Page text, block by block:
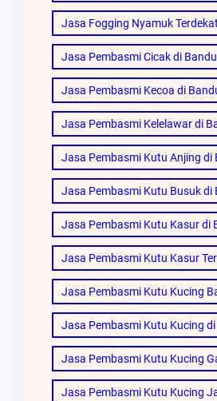
Jasa Fogging Nyamuk Terdekat
Jasa Pembasmi Cicak di
Jasa Pembasmi Kecoa di
Jasa Pembasmi Kelelawar di
Jasa Pembasmi Kutu Anjing di
Jasa Pembasmi Kutu Busuk di
Jasa Pembasmi Kutu Kasur di
Jasa Pembasmi Kutu Kasur
Jasa Pembasmi Kutu Kucing
Jasa Pembasmi Kutu Kucing
Jasa Pembasmi Kutu Kucing
Jasa Pembasmi Kutu Kucing